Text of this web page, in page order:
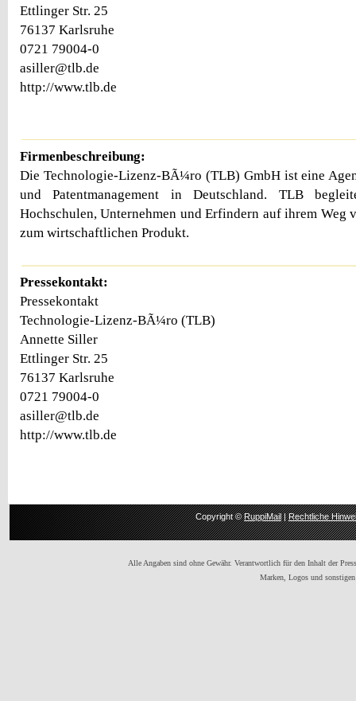
Ettlinger Str. 25
76137 Karlsruhe
0721 79004-0
asiller@tlb.de
http://www.tlb.de
Firmenbeschreibung:
Die Technologie-Lizenz-BÃ¼ro (TLB) GmbH ist eine
und Patentmanagement in Deutschland. TLB
Hochschulen, Unternehmen und Erfindern auf ihrem Weg
zum wirtschaftlichen Produkt.
Pressekontakt:
Pressekontakt
Technologie-Lizenz-BÃ¼ro (TLB)
Annette Siller
Ettlinger Str. 25
76137 Karlsruhe
0721 79004-0
asiller@tlb.de
http://www.tlb.de
Copyright ©RuppiMail|Rechtliche
Alle Angaben sind ohne Gewähr. Verantwortlich für den Inhalt der
Marken, Logos und